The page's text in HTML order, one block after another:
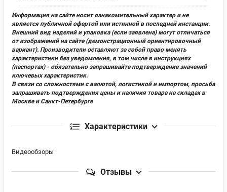
Информация на сайте носит ознакомительный характер и не
является публичной офертой или истинной в последней инстанции.
Внешний вид изделий и упаковка (если заявлена) могут отличаться
от изображений на сайте (демонстрационный ориентировочный
вариант). Производители оставляют за собой право менять
характеристики без уведомления, в том числе в инструкциях
(паспортах) - обязательно запрашивайте подтверждение значений
ключевых характеристик.
В связи со сложностями с валютой, логистикой и импортом, просьба
запрашивать подтверждения цены и наличия товара на складах в
Москве и Санкт-Петербурге
Характеристики
Видеообзоры
Отзывы